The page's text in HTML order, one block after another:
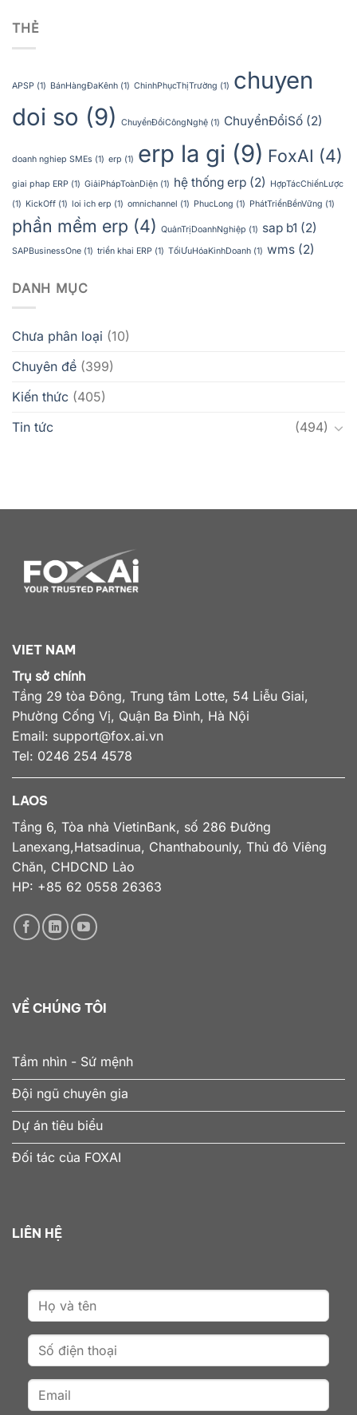
THẺ
APSP (1) BánHàngĐaKênh (1) ChinhPhụcThịTrường (1) chuyen
doi so (9) ChuyểnĐổiCôngNghệ (1) ChuyểnĐổiSố (2)
doanh nghiep SMEs (1) erp (1) erp la gi (9) FoxAI (4)
giai phap ERP (1) GiảiPhápToànDiện (1) hệ thống erp (2)
HợpTácChiếnLược
(1) KickOff (1) loi ich erp (1) omnichannel (1) PhucLong (1) PhátTriểnBềnVững (1)
phần mềm erp (4) QuảnTrịDoanhNghiệp (1) sap b1 (2)
SAPBusinessOne (1) triển khai ERP (1) TốiƯuHóaKinhDoanh (1) wms (2)
DANH MỤC
Chưa phân loại (10)
Chuyên đề (399)
Kiến thức (405)
Tin tức
(494)
VIET NAM
Trụ sở chính
Tầng 29 tòa Đông, Trung tâm Lotte, 54 Liễu Giai,
Phường Cống Vị, Quận Ba Đình, Hà Nội
Email: support@fox.ai.vn
Tel: 0246 254 4578
LAOS
Tầng 6, Tòa nhà VietinBank, số 286 Đường
Lanexang,Hatsadinua, Chanthabounly, Thủ đô Viêng
Chăn, CHDCND Lào
HP: +85 62 0558 26363
VỀ CHÚNG TÔI
Tầm nhìn - Sứ mệnh
Đội ngũ chuyên gia
Dự án tiêu biểu
Đối tác của FOXAI
LIÊN HỆ